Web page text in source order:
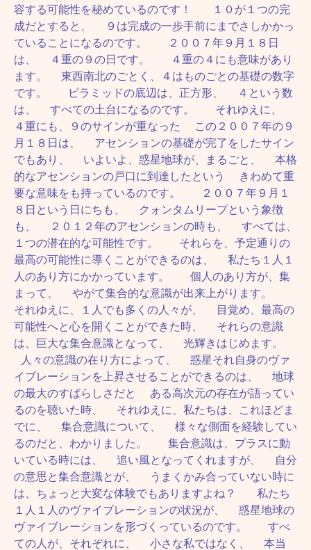
容する可能性を秘めているのです！ １０が１つの完
成だとすると、 ９は完成の一歩手前にまでさしかかっ
ていることになるのです。 ２００７年９月１８日
は、 ４重の９の日です。 ４重の４にも意味があり
ます。 東西南北のごとく、４はものごとの基礎の数字
です。 ピラミッドの底辺は、正方形、 ４という数
は、 すべての土台になるのです。 それゆえに、
４重にも、９のサインが重なった この２００７年の９
月１８日は、 アセンションの基礎が完了をしたサイン
でもあり、 いよいよ、惑星地球が、まるごと、 本格
的なアセンションの戸口に到達したという きわめて重
要な意味をも持っているのです。 ２００７年９月１
８日という日にちも、 クォンタムリープという象徴
も、 ２０１２年のアセンションの時も、 すべては、
１つの潜在的な可能性です。 それらを、予定通りの
最高の可能性に導くことができるのは、 私たち１人１
人のあり方にかかっています。 個人のあり方が、集
まって、 やがて集合的な意識が出来上がります。
それゆえに、１人でも多くの人々が、 目覚め、最高の
可能性へと心を開くことができた時、 それらの意識
は、巨大な集合意識となって、 光輝きはじめます。
人々の意識の在り方によって、 惑星それ自身のヴァ
イブレーションを上昇させることができるのは、 地球
の最大のすばらしさだと ある高次元の存在が語ってい
るのを聴いた時、 それゆえに、私たちは、これほどま
でに、 集合意識について、 様々な側面を経験してい
るのだと、わかりました。 集合意識は、プラスに動
いている時には、 追い風となってくれますが、 自分
の意思と集合意識とが、 うまくかみ合っていない時に
は、ちょっと大変な体験でもありますよね？ 私たち
１人１人のヴァイブレーションの状況が、 惑星地球の
ヴァイブレーションを形づくっているのです。 すべ
ての人が、それぞれに、 小さな私ではなく、 本当